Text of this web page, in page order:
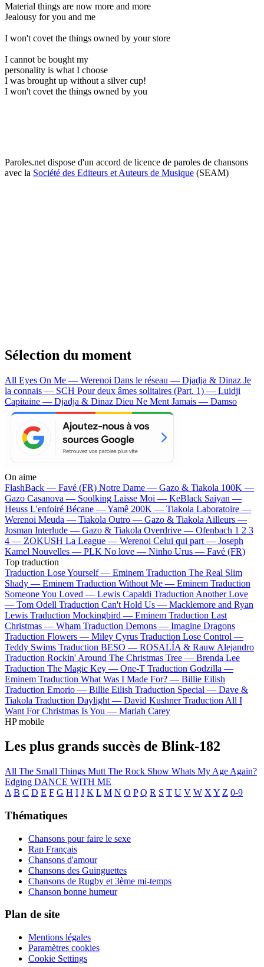
Material things are now more and more
Jealousy for you and me
I won't covet the things owned by your store
I cannot be bought my
personality is what I choose
I was brought up without a silver cup!
I won't covet the things owned by you
Paroles.net dispose d'un accord de licence de paroles de chansons
avec la Société des Editeurs et Auteurs de Musique (SEAM)
Sélection du moment
All Eyes On Me — Werenoi Dans le réseau — Djadja & Dinaz Je
la connais — SCH Pour deux âmes solitaires (Part. 1) — Luidji
Capitaine — Djadja & Dinaz Dieu Ne Ment Jamais — Damso
On aime
FlashBack — Favé (FR) Notre Dame — Gazo & Tiakola 100K —
Gazo Casanova — Soolking Laisse Moi — KeBlack Saiyan —
Heuss L'enfoiré Bécane —Yamê 200K — Tiakola Laboratoire —
Werenoi Meuda — Tiakola Outro — Gazo & Tiakola Ailleurs —
Josman Interlude — Gazo & Tiakola Overdrive — Ofenbach 1 2 3
4 — ZOKUSH La League — Werenoi Celui qui part — Joseph
Kamel Nouvelles — PLK No love — Ninho Urus — Favé (FR)
Top traduction
Traduction Lose Yourself — Eminem Traduction The Real Slim
Shady — Eminem Traduction Without Me — Eminem Traduction
Someone You Loved — Lewis Capaldi Traduction Another Love
— Tom Odell Traduction Can't Hold Us — Macklemore and Ryan
Lewis Traduction Mockingbird — Eminem Traduction Last
Christmas — Wham Traduction Demons — Imagine Dragons
Traduction Flowers — Miley Cyrus Traduction Lose Control —
Teddy Swims Traduction BESO — ROSALÍA & Rauw Alejandro
Traduction Rockin' Around The Christmas Tree — Brenda Lee
Traduction The Magic Key — One-T Traduction Godzilla —
Eminem Traduction What Was I Made For? — Billie Eilish
Traduction Emorio — Billie Eilish Traduction Special — Dave &
Tiakola Traduction Daylight — David Kushner Traduction All I
Want For Christmas Is You — Mariah Carey
HP mobile
Les plus grands succès de Blink-182
All The Small Things Mutt The Rock Show Whats My Age Again?
Edging DANCE WITH ME
A B C D E F G H I J K L M N O P Q R S T U V W X Y Z 0-9
Thématiques
Chansons pour faire le sexe
Rap Français
Chansons d'amour
Chansons des Guinguettes
Chansons de Rugby et 3ème mi-temps
Chanson bonne humeur
Plan de site
Mentions légales
Paramètres cookies
Cookie Settings